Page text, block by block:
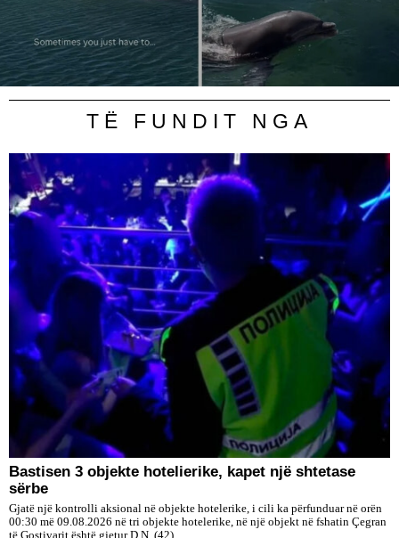
TË FUNDIT NGA
Bastisen 3 objekte hotelierike, kapet një shtetase
sërbe
Gjatë një kontrolli aksional në objekte hotelerike, i cili ka përfunduar në orën
00:30 më 09.08.2026 në tri objekte hotelerike, në një objekt në fshatin Çegran